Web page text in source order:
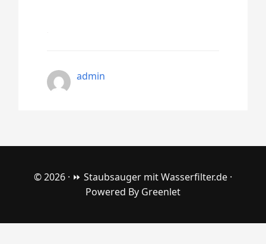
admin
© 2026 · ⏩ Staubsauger mit Wasserfilter.de ·
Powered By Greenlet